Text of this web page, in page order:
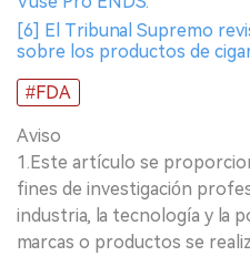
[6] El Tribunal Supremo
sobre los productos de
#FDA
Aviso
1.Este artículo se
fines de investigación
industria, la tecnología y la
marcas o productos se